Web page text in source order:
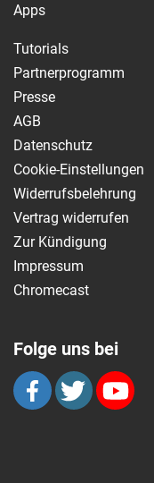
Apps
Tutorials
Partnerprogramm
Presse
AGB
Datenschutz
Cookie-Einstellungen
Widerrufsbelehrung
Vertrag widerrufen
Zur Kündigung
Impressum
Chromecast
Folge uns bei